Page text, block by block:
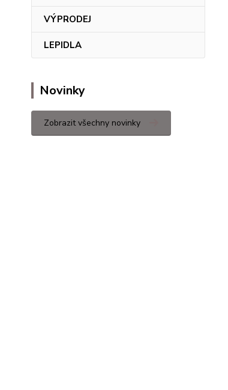
VÝPRODEJ
LEPIDLA
Novinky
Zobrazit všechny novinky